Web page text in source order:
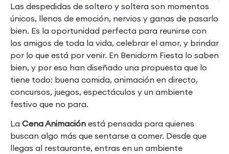
Las despedidas de soltero y soltera son momentos
únicos, llenos de emoción, nervios y ganas de pasarlo
bien. Es la oportunidad perfecta para reunirse con
los amigos de toda la vida, celebrar el amor, y brindar
por lo que está por venir. En Benidorm Fiesta lo saben
bien, y por eso han diseñado una propuesta que lo
tiene todo: buena comida, animación en directo,
concursos, juegos, espectáculos y un ambiente
festivo que no para.
La Cena Animación está pensada para quienes
buscan algo más que sentarse a comer. Desde que
llegas al restaurante, entras en un ambiente